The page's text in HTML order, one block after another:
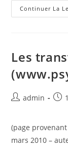
Continuer La
Les
Auteur/autrice
publication :
admin
(page
mars 2010 –